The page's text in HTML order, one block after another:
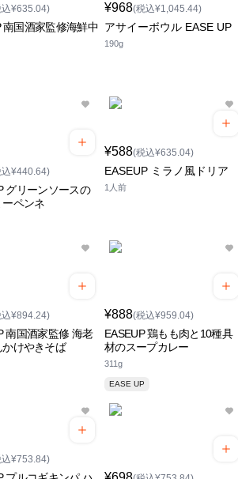
込¥635.04)
南国酒家監修海鮮中
¥968(税込¥1,045.44)
アサイーボウル EASE UP
190g
込¥440.64)
グリーンソースの
ペンネ
¥588(税込¥635.04)
EASEUP ミラノ風ドリア
1人前
込¥894.24)
南国酒家監修 海老
かけやきそば
¥888(税込¥959.04)
EASEUP 鶏もも肉と10種具
材のスープカレー
311g
EASE UP
込¥753.84)